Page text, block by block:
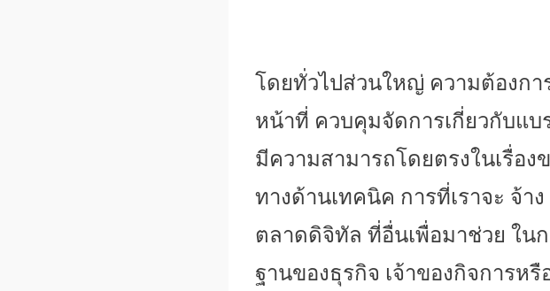
โดยทั่วไปส่วนใหญ่ ความต้องกา
หน้าที่ ควบคุมจัดการเกี่ยวกับแบ
มีความสามารถโดยตรงในเรื่อง
ทางด้านเทคนิค การที่เราจะ จ้
ตลาดดิจิทัล ที่อื่นเพื่อมาช่วย ใน
ฐานของธุรกิจ เจ้าของกิจการหรื